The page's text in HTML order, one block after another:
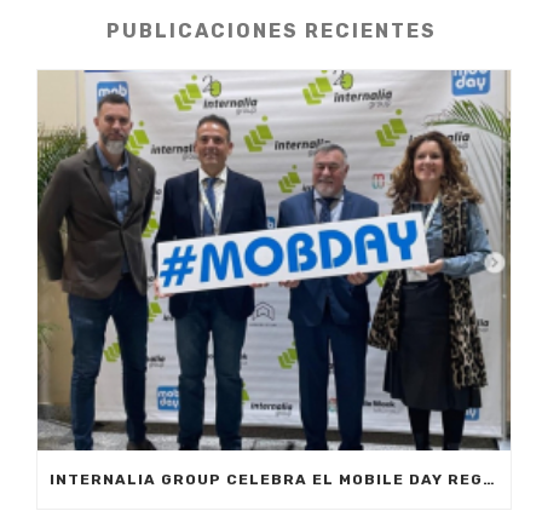
PUBLICACIONES RECIENTES
INTERNALIA GROUP CELEBRA EL MOBILE DAY REGISTRO HORARIO EN MARBELLA